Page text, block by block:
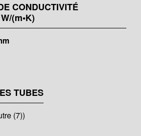
CONDUCTIVITÉ
(m•K)
TUBES
(7))